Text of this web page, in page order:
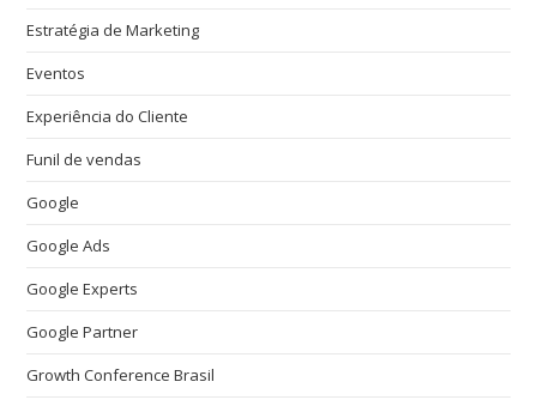
Estratégia de Marketing
Eventos
Experiência do Cliente
Funil de vendas
Google
Google Ads
Google Experts
Google Partner
Growth Conference Brasil